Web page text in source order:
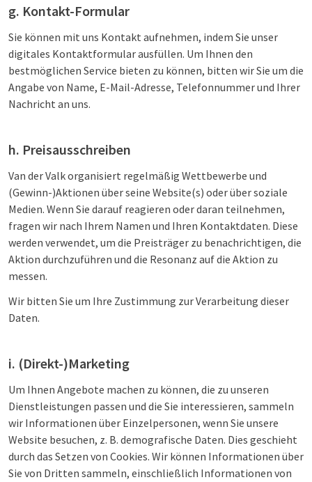
g. Kontakt-Formular
Sie können mit uns Kontakt aufnehmen, indem Sie unser
digitales Kontaktformular ausfüllen. Um Ihnen den
bestmöglichen Service bieten zu können, bitten wir Sie um die
Angabe von Name, E-Mail-Adresse, Telefonnummer und Ihrer
Nachricht an uns.
h. Preisausschreiben
Van der Valk organisiert regelmäßig Wettbewerbe und
(Gewinn-)Aktionen über seine Website(s) oder über soziale
Medien. Wenn Sie darauf reagieren oder daran teilnehmen,
fragen wir nach Ihrem Namen und Ihren Kontaktdaten. Diese
werden verwendet, um die Preisträger zu benachrichtigen, die
Aktion durchzuführen und die Resonanz auf die Aktion zu
messen.
Wir bitten Sie um Ihre Zustimmung zur Verarbeitung dieser
Daten.
i. (Direkt-)Marketing
Um Ihnen Angebote machen zu können, die zu unseren
Dienstleistungen passen und die Sie interessieren, sammeln
wir Informationen über Einzelpersonen, wenn Sie unsere
Website besuchen, z. B. demografische Daten. Dies geschieht
durch das Setzen von Cookies. Wir können Informationen über
Sie von Dritten sammeln, einschließlich Informationen von